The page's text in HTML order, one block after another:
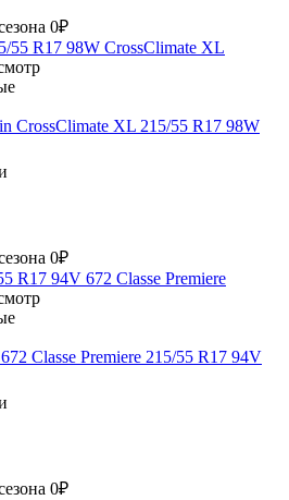
0₽
XL 215/55 R17 98W
0₽
Classe Premiere 215/55 R17 94V
0₽